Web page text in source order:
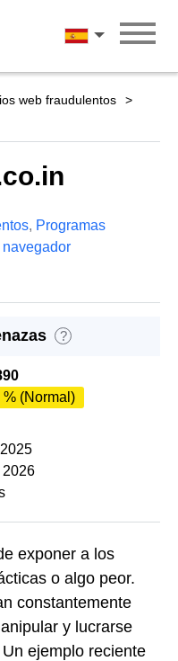
Español
web fraudulentos
, Programas
?
% (Normal)
2026
exponer a los
o algo peor.
constantemente
y lucrarse
ejemplo reciente